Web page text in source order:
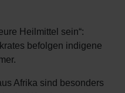
Heilmittel sein“:
befolgen indigene
Afrika sind besonders